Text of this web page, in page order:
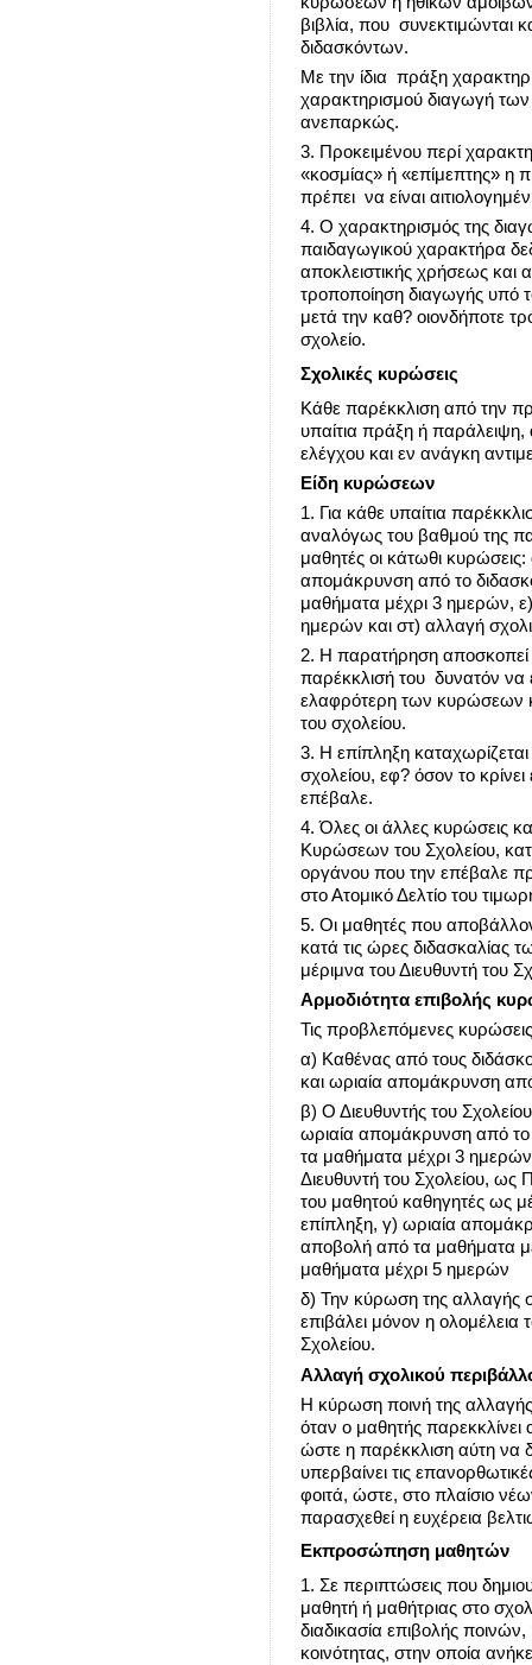
βιβλία, που συνεκτιμώνται
διδασκόντων.
Με την ίδια πράξη
χαρακτηρισμού διαγωγή
ανεπαρκώς.
3. Προκειμένου περί
«κοσμίας» ή «επίμεπτης» η
πρέπει να είναι
4. Ο χαρακτηρισμός της
παιδαγωγικού χαρακτήρα
αποκλειστικής χρήσεως και
τροποποίηση διαγωγής υπό
μετά την καθ? οιονδήποτε
σχολείο.
Σχολικές κυρώσεις
Κάθε παρέκκλιση από την
υπαίτια πράξη ή παράλειψη,
ελέγχου και εν ανάγκη
Είδη κυρώσεων
1. Για κάθε υπαίτια
αναλόγως του βαθμού της
μαθητές οι κάτωθι
απομάκρυνση από το
μαθήματα μέχρι 3 ημερών,
ημερών και στ) αλλαγή
2. Η παρατήρηση αποσκοπεί
παρέκκλισή του δυνατόν να
ελαφρότερη των κυρώσεων
του σχολείου.
3. Η επίπληξη
σχολείου, εφ? όσον το
επέβαλε.
4. Όλες οι άλλες κυρώσεις
Κυρώσεων του Σχολείου,
οργάνου που την επέβαλε
στο Ατομικό Δελτίο του
5. Οι μαθητές που
κατά τις ώρες διδασκαλίας
μέριμνα του Διευθυντή του
Αρμοδιότητα επιβολής
Τις προβλεπόμενες
α) Καθένας από τους
και ωριαία απομάκρυνση
β) Ο Διευθυντής του
ωριαία απομάκρυνση από
τα μαθήματα μέχρι 3
Διευθυντή του Σχολείου, ως
του μαθητού καθηγητές ως
επίπληξη, γ) ωριαία
αποβολή από τα μαθήματα
μαθήματα μέχρι 5 ημερών
δ) Την κύρωση της αλλαγής
επιβάλει μόνον η
Σχολείου.
Αλλαγή σχολικού
Η κύρωση ποινή της αλλαγής
όταν ο μαθητής
ώστε η παρέκκλιση αύτη να
υπερβαίνει τις
φοιτά, ώστε, στο πλαίσιο
παρασχεθεί η ευχέρεια
Εκπροσώπηση μαθητών
1. Σε περιπτώσεις που
μαθητή ή μαθήτριας στο
διαδικασία επιβολής
κοινότητας, στην οποία